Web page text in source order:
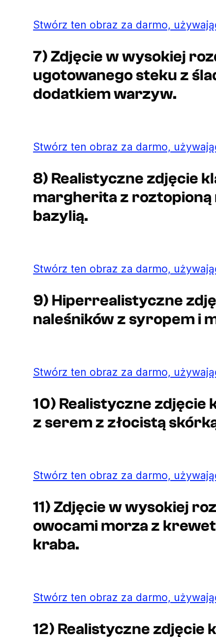
Stwórz ten obraz za darmo,
7) Zdjęcie w wysokiej
ugotowanego steku z
dodatkiem warzyw.
Stwórz ten obraz za darmo,
8) Realistyczne zdjęcie
margherita z roztopioną
bazylią.
Stwórz ten obraz za darmo,
9) Hiperrealistyczne
naleśników z syropem i
Stwórz ten obraz za darmo,
10) Realistyczne zdjęcie
z serem z złocistą
Stwórz ten obraz za darmo,
11) Zdjęcie w wysokiej
owocami morza z
kraba.
Stwórz ten obraz za darmo,
12) Realistyczne zdjęcie